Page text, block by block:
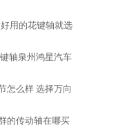
用的花键轴就选
轴泉州鸿星汽车
怎么样 选择万向
的传动轴在哪买